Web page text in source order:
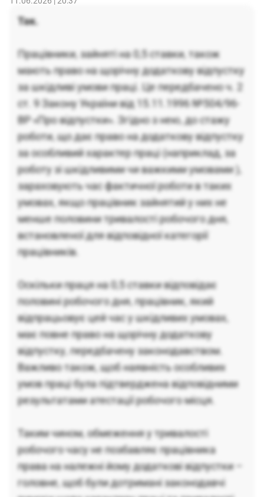
Так.
Працівники, зайняті на 0,5 ставки, також
мають право на щорічну додаткову відпустку
за шкідливі умови праці. Це передбачено ч. 2
ст. 9 Закону України від 15.11.1996 №504/96-
ВР «Про відпустки». Згідно з нею, до стажу
роботи, що дає право на додаткову відпустку
за особливий характер праці (наприклад, за
роботу зі шкідливими чи важкими умовами ),
зараховують час фактичної роботи в таких
умовах, якщо працівник зайнятий у них не
менше половини тривалості робочого дня,
встановленої для відповідної категорії
працівників.
Оскільки праця на 0,5 ставки відповідає
половині робочого дня, працівник, який
відпрацьовує цей час у шкідливих умовах,
має повне право на щорічну додаткову
відпустку, передбачену законодавством.
Важливо також, щоб наявність особливих
умов праці була підтверджена відповідними
результатами атестації робочого місця.
Таким чином, обмеження у тривалості
робочого часу не позбавляє працівника
права на належні йому додаткові відпустки –
головне, щоб були дотримані законодавчі